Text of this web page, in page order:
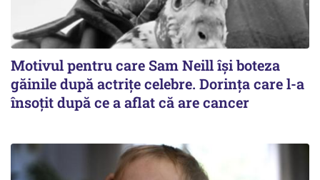
Motivul pentru care Sam Neill își boteza
găinile după actrițe celebre. Dorința care l-a
însoțit după ce a aflat că are cancer